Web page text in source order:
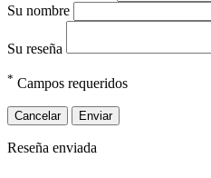
Su nombre
Su reseña
* Campos requeridos
Cancelar Enviar
Reseña enviada